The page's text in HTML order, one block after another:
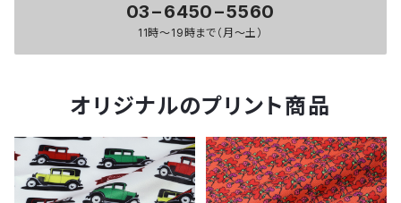
03−6450−5560
11時〜19時まで（月〜土）
オリジナルのプリント商品